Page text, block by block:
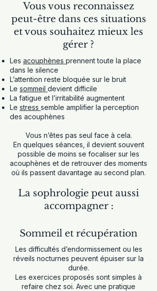
Vous vous reconnaissez
peut-être dans ces situations
et vous souhaitez mieux les
gérer ?
Les acouphènes prennent toute la place
dans le silence
L’attention reste bloquée sur le bruit
Le sommeil devient difficile
La fatigue et l’irritabilité augmentent
Le stress semble amplifier la perception
des acouphènes
Vous n’êtes pas seul face à cela.
En quelques séances, il devient souvent
possible de moins se focaliser sur les
acouphènes et de retrouver des moments
où ils passent davantage au second plan.
La sophrologie peut aussi
accompagner :
Sommeil et récupération
​Les difficultés d’endormissement ou les
réveils nocturnes peuvent épuiser sur la
durée.
Les exercices proposés sont simples à
refaire chez soi. Avec une pratique